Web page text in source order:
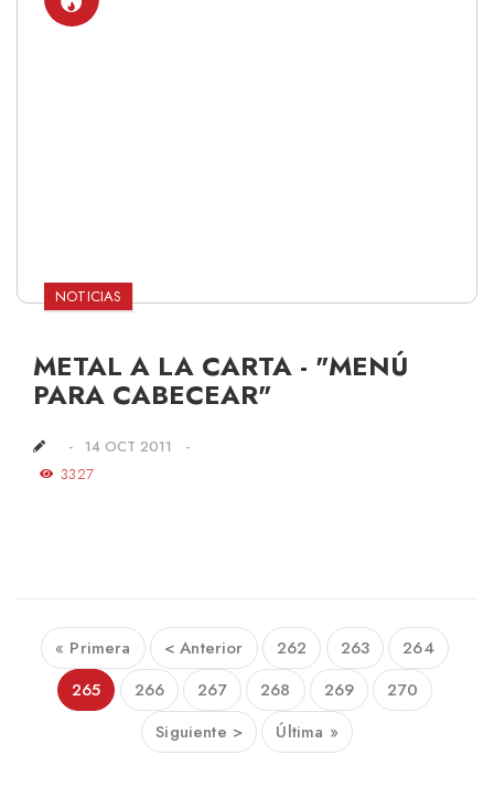
NOTICIAS
METAL A LA CARTA - "MENÚ
PARA CABECEAR"
14 OCT 2011
3327
« Primera < Anterior 262 263
264
265
266 267 268 269
270
Siguiente >
Última »